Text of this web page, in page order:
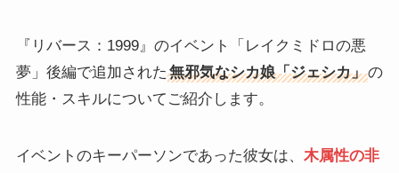
『リバース：1999』のイベント「レイクミドロの悪
夢」後編で追加された 無邪気なシカ娘「ジェシカ」の
性能・スキルについてご紹介します。
イベントのキーパーソンであった彼女は、 木属性の非